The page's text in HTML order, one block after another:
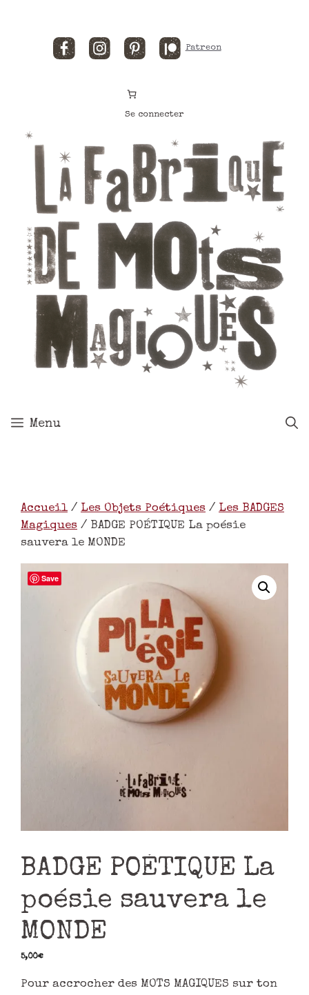
FacebookInstagramPinterestPatreon
Se connecter
Menu
Accueil/ Les Objets Poétiques / Les BADGES
Magiques / BADGE POÉTIQUE La poésie
sauvera le MONDE
Save
BADGE POÉTIQUE La
poésie sauvera le
MONDE
5,00€
Pour accrocher des MOTS MAGIQUES sur ton